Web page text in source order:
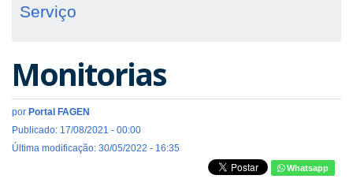
Serviço
Monitorias
por Portal FAGEN
Publicado: 17/08/2021 - 00:00
Última modificação: 30/05/2022 - 16:35
Whatsapp